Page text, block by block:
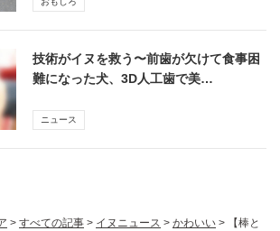
技術がイヌを救う〜前歯が欠けて食事困
難になった犬、3D人工歯で美…
ニュース
> すべての記事 > イヌニュース > かわいい >
【棒と